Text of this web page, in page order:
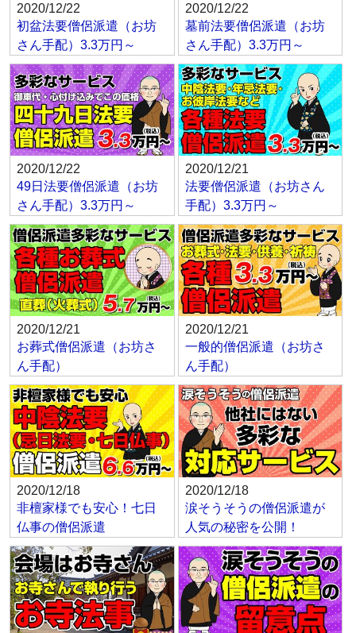
2020/12/22
初盆法要僧侶派遣（お坊
さん手配）3.3万円～
2020/12/22
墓前法要僧侶派遣（お坊
さん手配）3.3万円～
2020/12/22
49日法要僧侶派遣（お坊
さん手配）3.3万円～
2020/12/21
法要僧侶派遣（お坊さん
手配）3.3万円～
2020/12/21
お葬式僧侶派遣（お坊さ
ん手配）
2020/12/21
一般的僧侶派遣（お坊さ
ん手配）
2020/12/18
非檀家様でも安心！七日
仏事の僧侶派遣
2020/12/18
涙そうそうの僧侶派遣が
人気の秘密を公開！